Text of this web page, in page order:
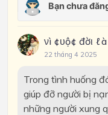
νì ¢υộ¢ đờι ℓà
22 tháng 4 2025
Trong tình huống
giúp đỡ người bị
những người xung